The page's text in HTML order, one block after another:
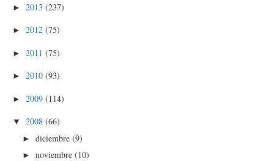
► 2013 (237)
► 2012 (75)
► 2011 (75)
► 2010 (93)
► 2009 (114)
▼ 2008 (66)
►diciembre(9)
►noviembre(10)